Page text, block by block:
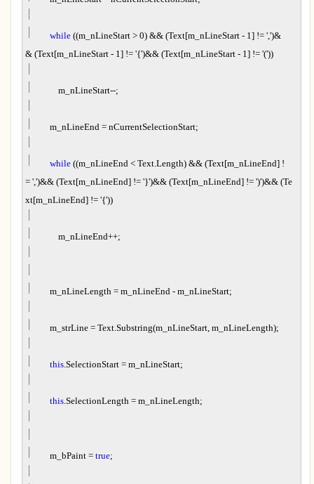
while ((m_nLineStart > 0) && (Text[m_nLineStart - 1] != ',')&
& (Text[m_nLineStart - 1] != '{')&& (Text[m_nLineStart - 1] != '('))
m_nLineStart--;
m_nLineEnd = nCurrentSelectionStart;
while ((m_nLineEnd < Text.Length) && (Text[m_nLineEnd] !
= ',')&& (Text[m_nLineEnd] != '}')&& (Text[m_nLineEnd] != ')')&& (Te
xt[m_nLineEnd] != '{'))
m_nLineEnd++;
m_nLineLength = m_nLineEnd - m_nLineStart;
m_strLine = Text.Substring(m_nLineStart, m_nLineLength);
this.SelectionStart = m_nLineStart;
this.SelectionLength = m_nLineLength;
m_bPaint = true;